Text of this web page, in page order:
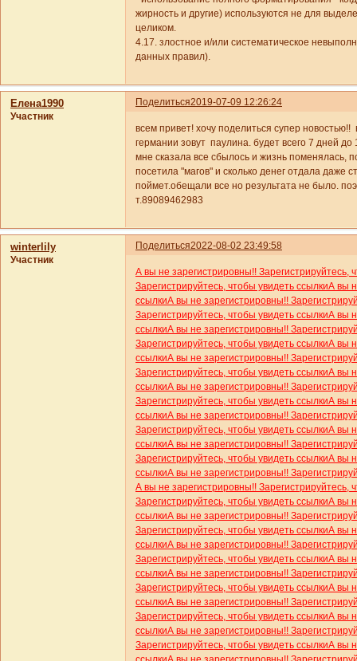
жирность и другие) используются не для
целиком.
4.17. злостное и/или систематическое
данных правил).
Поделиться2019-07-09 12:26:24
Елена1990
Участник
всем привет! хочу поделиться супер новостью!!
германии зовут паулина. будет всего 7 дней
мне сказала все сбылось и жизнь поменялась,
посетила "магов" и сколько денег отдала даже
поймет.обещали все но результата не было.
т.89089462983
Поделиться2022-08-02 23:49:58
winterlily
Участник
А вы не зарегистрировны!! Зарегистрируйтесь,
Зарегистрируйтесь, чтобы увидеть ссылкиА вы
ссылкиА вы не зарегистрировны!!
Зарегистрируйтесь, чтобы увидеть ссылкиА вы
ссылкиА вы не зарегистрировны!!
Зарегистрируйтесь, чтобы увидеть ссылкиА вы
ссылкиА вы не зарегистрировны!!
Зарегистрируйтесь, чтобы увидеть ссылкиА вы
ссылкиА вы не зарегистрировны!!
Зарегистрируйтесь, чтобы увидеть ссылкиА вы
ссылкиА вы не зарегистрировны!!
Зарегистрируйтесь, чтобы увидеть ссылкиА вы
ссылкиА вы не зарегистрировны!!
Зарегистрируйтесь, чтобы увидеть ссылкиА вы
ссылкиА вы не зарегистрировны!!
А вы не зарегистрировны!! Зарегистрируйтесь,
Зарегистрируйтесь, чтобы увидеть ссылкиА вы
ссылкиА вы не зарегистрировны!!
Зарегистрируйтесь, чтобы увидеть ссылкиА вы
ссылкиА вы не зарегистрировны!!
Зарегистрируйтесь, чтобы увидеть ссылкиА вы
ссылкиА вы не зарегистрировны!!
Зарегистрируйтесь, чтобы увидеть ссылкиА вы
ссылкиА вы не зарегистрировны!!
Зарегистрируйтесь, чтобы увидеть ссылкиА вы
ссылкиА вы не зарегистрировны!!
Зарегистрируйтесь, чтобы увидеть ссылкиА вы